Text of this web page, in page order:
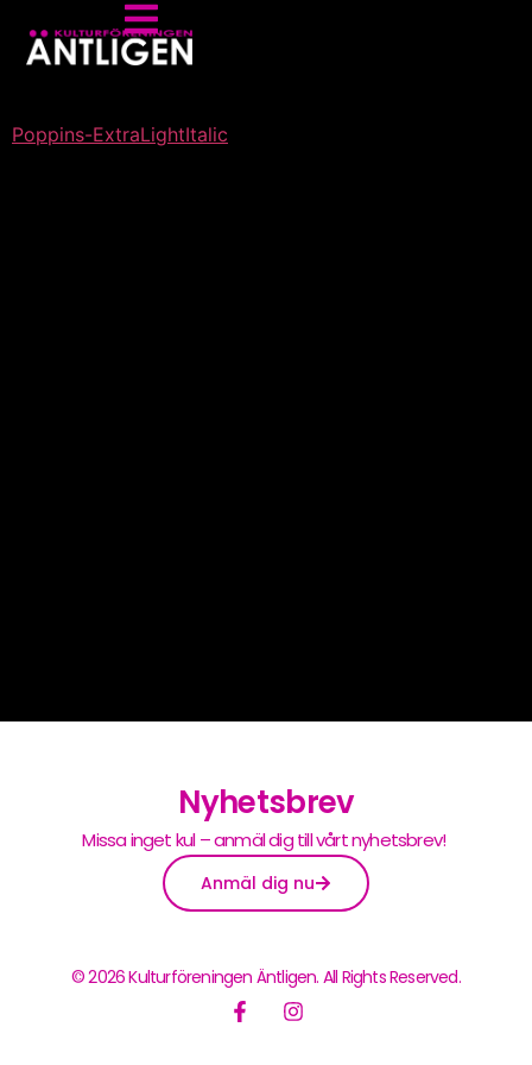
Poppins-ExtraLightItalic
Nyhetsbrev
Missa inget kul – anmäl dig till vårt nyhetsbrev!
Anmäl dig nu
© 2026 Kulturföreningen Äntligen. All Rights Reserved.